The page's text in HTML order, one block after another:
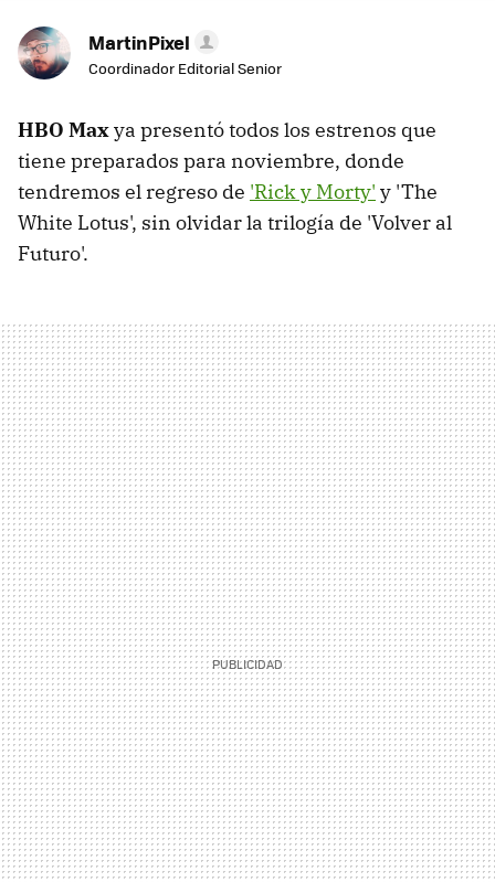
MartinPixel
Coordinador Editorial Senior
HBO Maxya presentó todos los estrenos que
tiene preparados para noviembre, donde
tendremos el regreso de 'Rick y Morty' y 'The
White Lotus', sin olvidar la trilogía de 'Volver al
Futuro'.